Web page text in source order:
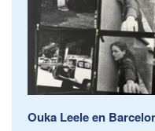
Ouka Leele en